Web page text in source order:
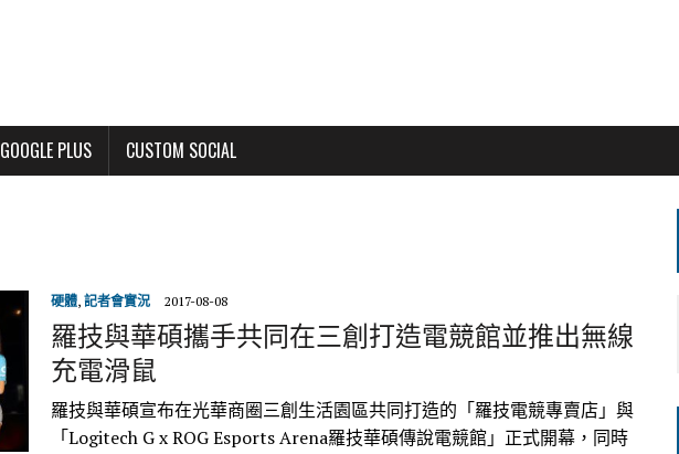
GOOGLE PLUS CUSTOM SOCIAL
硬體, 記者會實況 2017-08-08
羅技與華碩攜手共同在三創打造電競館並推出無線
充電滑鼠
羅技與華碩宣布在光華商圈三創生活園區共同打造的「羅技電競專賣店」與
「Logitech G x ROG Esports Arena羅技華碩傳說電競館」正式開幕，同時